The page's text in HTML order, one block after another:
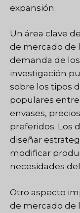
expansión.
Un área clave
de mercado de
demanda de
investigación
sobre los tipos
populares
envases,
preferidos. Los
diseñar
modificar
necesidades
Otro aspecto
de mercado de